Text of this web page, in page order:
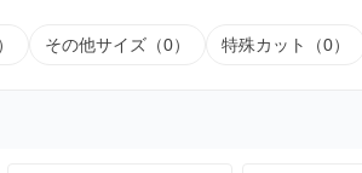
その他サイズ（0） 特殊カット（0）